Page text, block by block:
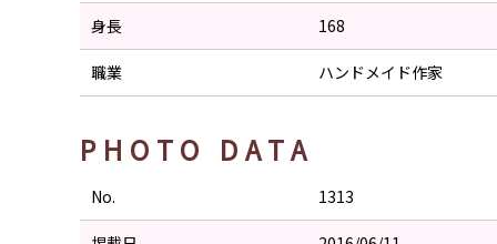
身長 168
職業 ハンドメイド作家
PHOTO DATA
No. 1313